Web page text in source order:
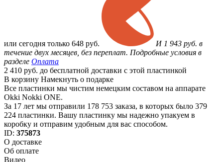
или сегодня только 648 руб.
И 1 943 руб. в
течение двух месяцев, без переплат. Подробные условия в
разделе Оплата
2 410 руб. до бесплатной доставки с этой пластинкой
В корзину Намекнуть о подарке
Все пластинки мы чистим немецким составом на аппарате
Okki Nokki ONE.
За 17 лет мы отправили 178 753 заказа, в которых было 379
224 пластинки. Вашу пластинку мы надежно упакуем в
коробку и отправим удобным для вас способом.
ID: 375873
О доставке
Об оплате
Видео